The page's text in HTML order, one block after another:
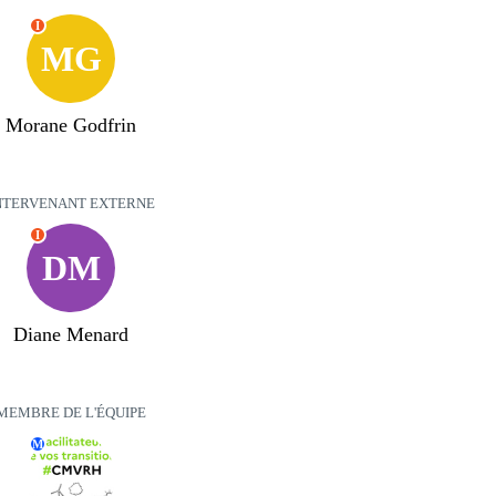
MG
I
Morane Godfrin
EXTERNE
DM
I
Diane Menard
DE L'ÉQUIPE
M